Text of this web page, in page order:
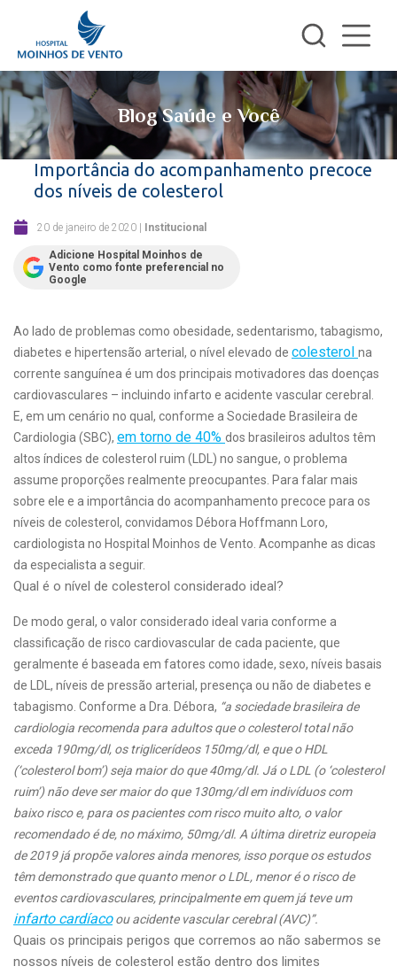
Blog Saúde e Você
Importância do acompanhamento precoce
dos níveis de colesterol
20 de janeiro de 2020 | Institucional
Adicione Hospital Moinhos de
Vento como fonte preferencial no
Google
Ao lado de problemas como obesidade, sedentarismo, tabagismo,
diabetes e hipertensão arterial, o nível elevado de colesterol na
corrente sanguínea é um dos principais motivadores das doenças
cardiovasculares – incluindo infarto e acidente vascular cerebral.
E, em um cenário no qual, conforme a Sociedade Brasileira de
Cardiologia (SBC), em torno de 40% dos brasileiros adultos têm
altos índices de colesterol ruim (LDL) no sangue, o problema
assume proporções realmente preocupantes. Para falar mais
sobre ele e a importância do acompanhamento precoce para os
níveis de colesterol, convidamos Débora Hoffmann Loro,
cardiologista no Hospital Moinhos de Vento. Acompanhe as dicas
da especialista a seguir.
Qual é o nível de colesterol considerado ideal?
De modo geral, o valor considerado ideal varia conforme a
classificação de risco cardiovascular de cada paciente, que
geralmente é baseada em fatores como idade, sexo, níveis basais
de LDL, níveis de pressão arterial, presença ou não de diabetes e
tabagismo. Conforme a Dra. Débora, “a sociedade brasileira de
cardiologia recomenda para adultos que o colesterol total não
exceda 190mg/dl, os triglicerídeos 150mg/dl, e que o HDL
(‘colesterol bom’) seja maior do que 40mg/dl. Já o LDL (o ‘colesterol
ruim’) não deve ser maior do que 130mg/dl em indivíduos com
baixo risco e, para os pacientes com risco muito alto, o valor
recomendado é de, no máximo, 50mg/dl. A última diretriz europeia
de 2019 já propõe valores ainda menores, isso porque os estudos
têm demonstrado que quanto menor o LDL, menor é o risco de
eventos cardiovasculares, principalmente em quem já teve um
infarto cardíacoou acidente vascular cerebral (AVC)”.
Quais os principais perigos que corremos ao não sabermos se
nossos níveis de colesterol estão dentro dos limites